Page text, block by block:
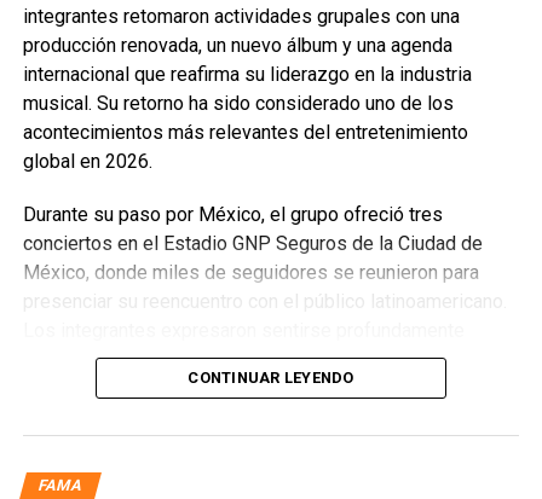
integrantes retomaron actividades grupales con una
producción renovada, un nuevo álbum y una agenda
internacional que reafirma su liderazgo en la industria
musical. Su retorno ha sido considerado uno de los
acontecimientos más relevantes del entretenimiento
global en 2026.
Durante su paso por México, el grupo ofreció tres
conciertos en el Estadio GNP Seguros de la Ciudad de
México, donde miles de seguidores se reunieron para
presenciar su reencuentro con el público latinoamericano.
conmovidos por la energía, la entrega y la calidez del
público mexicano, destacando que el país mantiene una
audiencias más apasionadas y que su regreso superó
CONTINUAR LEYENDO
FAMA